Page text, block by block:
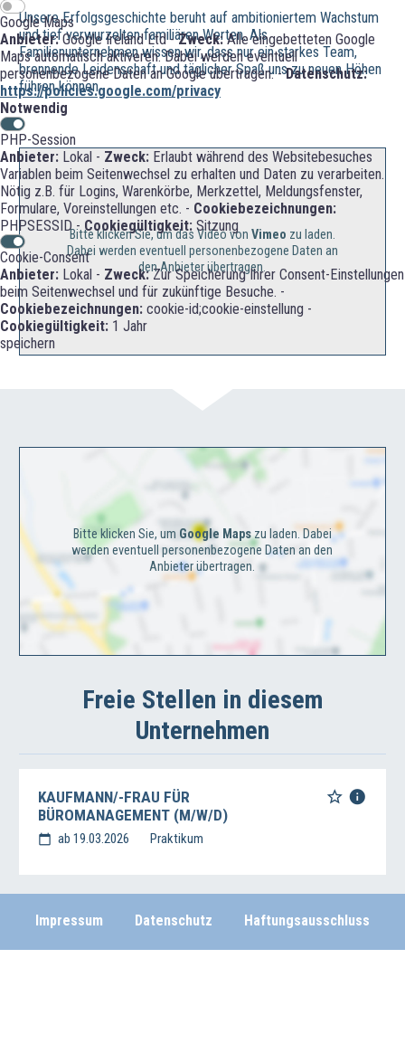
Google Maps
Anbieter:Google Ireland Ltd -Zweck:Alle eingebetteten Google
Maps automatisch aktiveren. Dabei werden eventuell
personenbezogene Daten an Google übertragen. -Datenschutz:
https://policies.google.com/privacy
Notwendig
PHP-Session
Anbieter: Lokal - Zweck: Erlaubt während des Websitebesuches
Variablen beim Seitenwechsel zu erhalten und Daten zu verarbeiten.
Nötig z.B. für Logins, Warenkörbe, Merkzettel, Meldungsfenster,
Formulare, Voreinstellungen etc. - Cookiebezeichnungen:
PHPSESSID - Cookiegültigkeit: Sitzung
Cookie-Consent
Anbieter: Lokal - Zweck:Zur Speicherung Ihrer Consent-Einstellungen
beim Seitenwechsel und für zukünftige Besuche. -
Cookiebezeichnungen: cookie-id;cookie-einstellung -
Cookiegültigkeit: 1 Jahr
speichern
Unsere Erfolgsgeschichte beruht auf ambitioniertem Wachstum
und tief verwurzelten familiären Werten. Als
Familienunternehmen wissen wir, dass nur ein starkes Team,
brennende Leidenschaft und täglicher Spaß uns zu neuen Höhen
führen können.
Bitte klicken Sie, um das Video von Vimeo zu laden.
Dabei werden eventuell personenbezogene Daten an
den Anbieter übertragen.
Bitte klicken Sie, um Google Mapszu laden. Dabei
werden eventuell personenbezogene Daten an den
Anbieter übertragen.
Freie Stellen in diesem
Unternehmen
KAUFMANN/-FRAU FÜR
BÜROMANAGEMENT (M/W/D)
ab 19.03.2026 Praktikum
Impressum Datenschutz Haftungsausschluss